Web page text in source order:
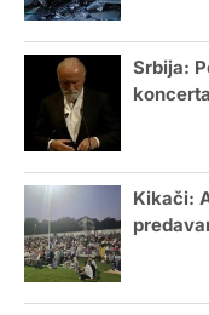
Srbija:
Kikači: